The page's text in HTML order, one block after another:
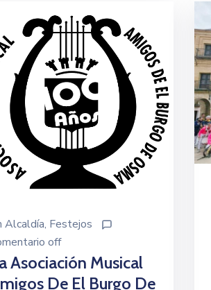
Alcaldía‚ Festejos
off
Asociación Musical
De El Burgo De